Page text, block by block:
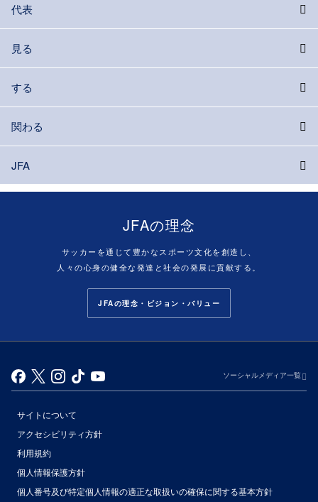
代表
見る
する
関わる
JFA
JFAの理念
サッカーを通じて豊かなスポーツ文化を創造し、
人々の心身の健全な発達と社会の発展に貢献する。
JFAの理念・ビジョン・バリュー
ソーシャルメディア一覧
サイトについて
アクセシビリティ方針
利用規約
個人情報保護方針
個人番号及び特定個人情報の適正な取扱いの確保に関する基本方針